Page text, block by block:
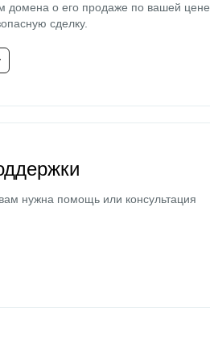
домена о его продаже по вашей цене
сделку.
нужна помощь или консультация